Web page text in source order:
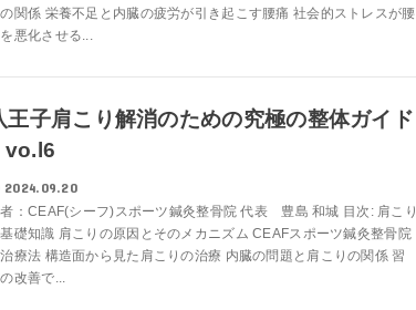
関係 栄養不足と内臓の疲労が引き起こす腰痛 社会的ストレスが腰
悪化させる...
王子肩こり解消のための究極の整体ガイド
vo.l6
2024.09.20
：CEAF(シーフ)スポーツ鍼灸整骨院 代表 豊島 和城 目次: 肩こり
礎知識 肩こりの原因とそのメカニズム CEAFスポーツ鍼灸整骨院
療法 構造面から見た肩こりの治療 内臓の問題と肩こりの関係 習
改善で...